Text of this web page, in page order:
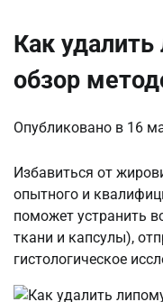
Как
обзор
Опубликовано в 16
Избавиться от
опытного и
поможет устранить
ткани и капсулы),
гистологическое